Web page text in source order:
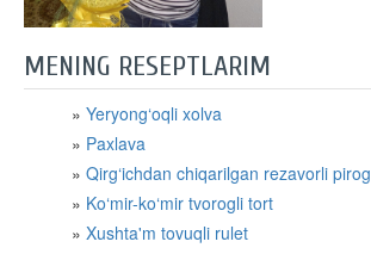
MENING RESEPTLARIM
Yeryong‘oqli xolva
Paxlava
Qirg‘ichdan chiqarilgan rezavorli pirog
Ko‘mir-ko‘mir tvorogli tort
Xushta'm tovuqli rulet